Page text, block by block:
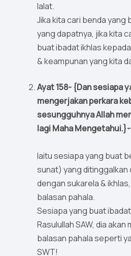
lalat.
Jika kita cari benda yang
yang dapatnya, jika kita
buat ibadat ikhlas
& keampunan yang kita
Ayat 158- {Dan sesiapa
mengerjakan perkara
sesungguhnya Allah
lagi Maha Mengetahui.}-
Iaitu sesiapa yang buat
sunat) yang ditinggalkan
dengan sukarela &
balasan pahala.
Sesiapa yang buat
Rasulullah SAW, dia
balasan pahala seperti
SWT!